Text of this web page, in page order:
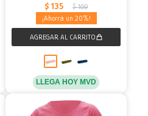
$ 135 $ 169
20
LLEGA HOY MVD